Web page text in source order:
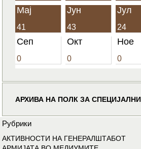
Мај
41
Јун
43
Јул
24
Сеп
0
Окт
0
Ное
0
АРХИВА НА ПОЛК ЗА
Рубрики
АКТИВНОСТИ НА ГЕНЕРАЛШТАБОТ